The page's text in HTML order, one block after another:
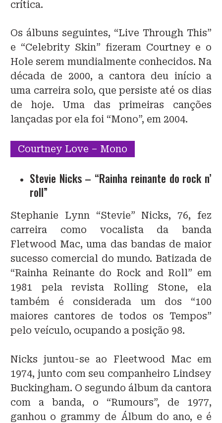
crítica.
Os álbuns seguintes, “Live Through This”
e “Celebrity Skin” fizeram Courtney e o
Hole serem mundialmente conhecidos. Na
década de 2000, a cantora deu início a
uma carreira solo, que persiste até os dias
de hoje. Uma das primeiras canções
lançadas por ela foi “Mono”, em 2004.
Courtney Love – Mono
Stevie Nicks – “Rainha reinante do rock n’
roll”
Stephanie Lynn “Stevie” Nicks, 76, fez
carreira como vocalista da banda
Fletwood Mac, uma das bandas de maior
sucesso comercial do mundo. Batizada de
“Rainha Reinante do Rock and Roll” em
1981 pela revista Rolling Stone, ela
também é considerada um dos “100
maiores cantores de todos os Tempos”
pelo veículo, ocupando a posição 98.
Nicks juntou-se ao Fleetwood Mac em
1974, junto com seu companheiro Lindsey
Buckingham. O segundo álbum da cantora
com a banda, o “Rumours”, de 1977,
ganhou o grammy de Álbum do ano, e é